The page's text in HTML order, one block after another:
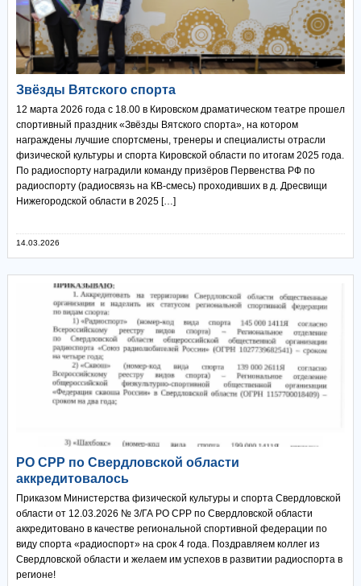
Звёзды Вятского спорта
12 марта 2026 года с 18.00 в Кировском драматическом театре прошел
спортивный праздник «Звёзды Вятского спорта», на котором
награждены лучшие спортсмены, тренеры и специалисты отрасли
физической культуры и спорта Кировской области по итогам 2025 года.
По радиоспорту наградили команду призёров Первенства РФ по
радиоспорту (радиосвязь на КВ-смесь) проходивших в д. Дресвищи
Нижегородской области в 2025 […]
14.03.2026
РО СРР по Свердловской области
аккредитовалось
Приказом Министерства физической культуры и спорта Свердловской
области от 12.03.2026 № 3/ГА РО СРР по Свердловской области
аккредитовано в качестве региональной спортивной федерации по
виду спорта «радиоспорт» на срок 4 года. Поздравляем коллег из
Свердловской области и желаем им успехов в развитии радиоспорта в
регионе!